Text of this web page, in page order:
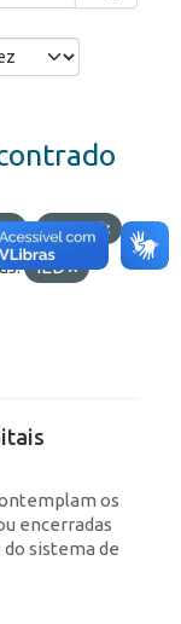
HTML
IED
os
encerradas
sistema de